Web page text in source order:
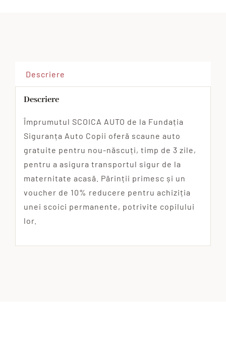
Descriere
Descriere
Împrumutul SCOICA AUTO de la Fundația
Siguranța Auto Copii oferă scaune auto
gratuite pentru nou-născuți, timp de 3 zile,
pentru a asigura transportul sigur de la
maternitate acasă. Părinții primesc și un
voucher de 10% reducere pentru achiziția
unei scoici permanente, potrivite copilului
lor.